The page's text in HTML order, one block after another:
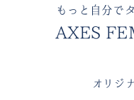
もっと自分で
AXES
オリジ